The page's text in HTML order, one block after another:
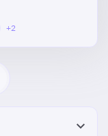
що
+2